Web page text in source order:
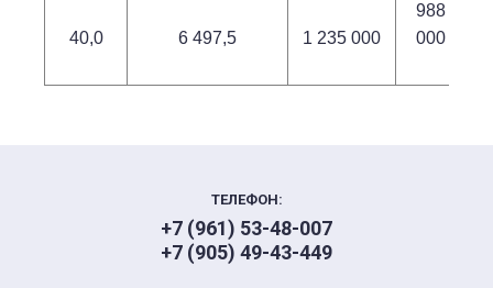
40,0 6 497,5 1 235 000
988
000
ТЕЛЕФОН:
+7 (961) 53-48-007
+7 (905) 49-43-449